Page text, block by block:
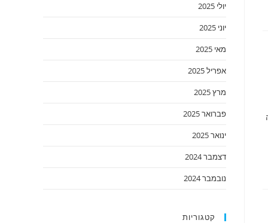
יולי 2025
יוני 2025
מאי 2025
אפריל 2025
מרץ 2025
פברואר 2025
ינואר 2025
דצמבר 2024
נובמבר 2024
קטגוריות